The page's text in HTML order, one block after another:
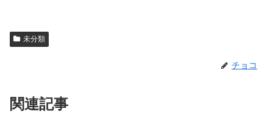
未分類
チョコ
関連記事